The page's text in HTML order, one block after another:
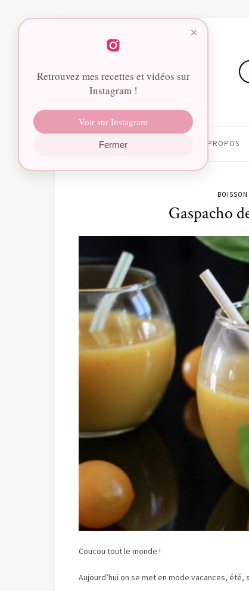
À PROPOS
BOISSON
Gaspacho
Coucou tout le monde !
Aujourd’hui on se met en mode vacances,
×
Retrouvez mes recettes et vidéos sur
Instagram !
Voir sur Instagram
Fermer